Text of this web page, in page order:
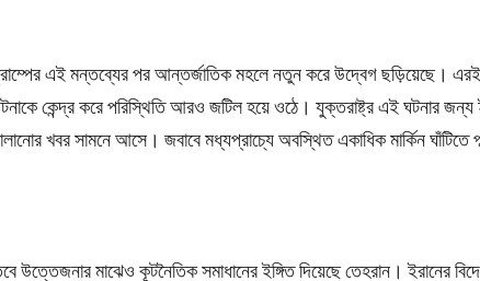
এই মন্তব্যের পর আন্তর্জাতিক মহলে নতুন করে উদ্বেগ ছড়িয়েছে। এরই
কেন্দ্র করে পরিস্থিতি আরও জটিল হয়ে ওঠে। যুক্তরাষ্ট্র এই ঘটনার জন্য
খবর সামনে আসে। জবাবে মধ্যপ্রাচ্যে অবস্থিত একাধিক মার্কিন ঘাঁটিতে
উত্তেজনার মাঝেও কূটনৈতিক সমাধানের ইঙ্গিত দিয়েছে তেহরান। ইরানের